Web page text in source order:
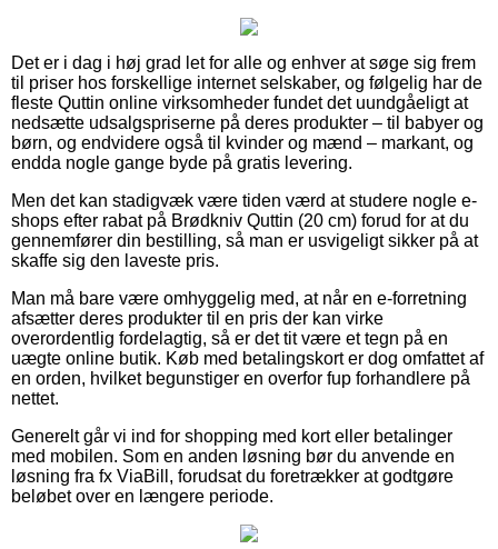
Det er i dag i høj grad let for alle og enhver at søge sig frem
til priser hos forskellige internet selskaber, og følgelig har de
fleste Quttin online virksomheder fundet det uundgåeligt at
nedsætte udsalgspriserne på deres produkter – til babyer og
børn, og endvidere også til kvinder og mænd – markant, og
endda nogle gange byde på gratis levering.
Men det kan stadigvæk være tiden værd at studere nogle e-
shops efter rabat på Brødkniv Quttin (20 cm) forud for at du
gennemfører din bestilling, så man er usvigeligt sikker på at
skaffe sig den laveste pris.
Man må bare være omhyggelig med, at når en e-forretning
afsætter deres produkter til en pris der kan virke
overordentlig fordelagtig, så er det tit være et tegn på en
uægte online butik. Køb med betalingskort er dog omfattet af
en orden, hvilket begunstiger en overfor fup forhandlere på
nettet.
Generelt går vi ind for shopping med kort eller betalinger
med mobilen. Som en anden løsning bør du anvende en
løsning fra fx ViaBill, forudsat du foretrækker at godtgøre
beløbet over en længere periode.